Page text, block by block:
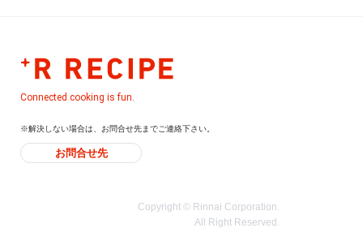
Connected cooking is fun.
※解決しない場合は、お問合せ先までご連絡下さい。
お問合せ先
Copyright © Rinnai Corporation.
All Right Reserved.